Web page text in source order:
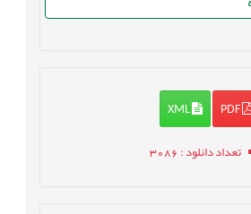
PDF
XML
تعداد دانلود: 3086